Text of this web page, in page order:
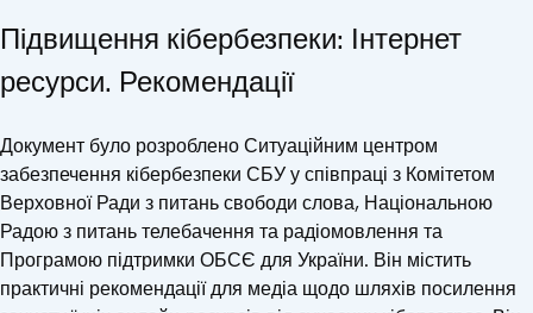
Підвищення кібербезпеки: Інтернет
ресурси. Рекомендації
Документ було розроблено Ситуаційним центром
забезпечення кібербезпеки СБУ у співпраці з Комітетом
Верховної Ради з питань свободи слова, Національною
Радою з питань телебачення та радіомовлення та
Програмою підтримки ОБСЄ для України. Він містить
практичні рекомендації для медіа щодо шляхів посилення